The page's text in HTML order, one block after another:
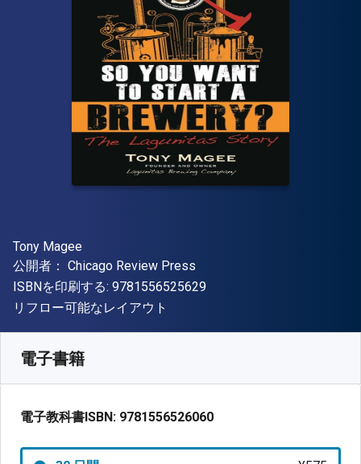
著者
Tony Magee
出版社
公開者： Chicago Review Press
ISBNを印刷する: 9781556525629"ISBN-13 9781556525629"
形式
リフロー可能なレイアウト
電子書籍
電子教科書ISBN: 9781556526060